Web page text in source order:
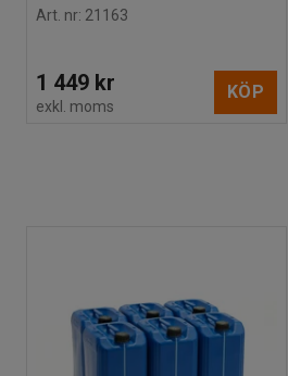
Art. nr: 21163
1 449 kr
exkl. moms
KÖP